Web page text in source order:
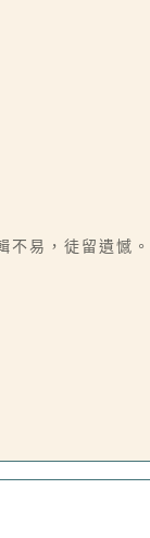
不易，徒留遺憾